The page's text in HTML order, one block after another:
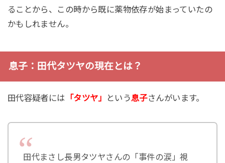
ることから、この時から既に薬物依存が始まっていたの
かもしれません。
息子：田代タツヤの現在とは？
田代容疑者には 「タツヤ」 という息子さんがいます。
田代まさし長男タツヤさんの「事件の涙」視